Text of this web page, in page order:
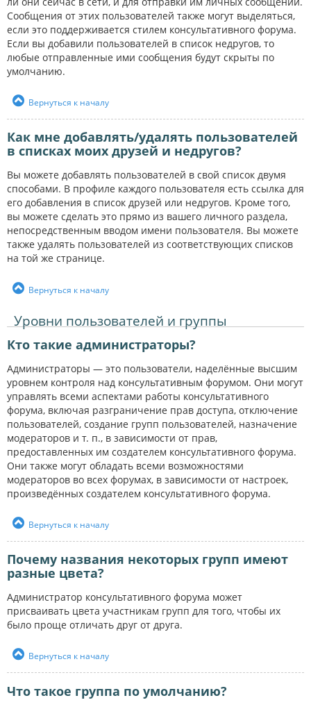
Сообщения от этих пользователей также могут выделяться,
если это поддерживается стилем консультативного форума.
Если вы добавили пользователей в список недругов, то
любые отправленные ими сообщения будут скрыты по
умолчанию.
Вернуться к началу
Как мне добавлять/удалять пользователей
в списках моих друзей и недругов?
Вы можете добавлять пользователей в свой список двумя
способами. В профиле каждого пользователя есть ссылка для
его добавления в список друзей или недругов. Кроме того,
вы можете сделать это прямо из вашего личного раздела,
непосредственным вводом имени пользователя. Вы можете
также удалять пользователей из соответствующих списков
на той же странице.
Вернуться к началу
Уровни пользователей и группы
Кто такие администраторы?
Администраторы — это пользователи, наделённые высшим
уровнем контроля над консультативным форумом. Они могут
управлять всеми аспектами работы консультативного
форума, включая разграничение прав доступа, отключение
пользователей, создание групп пользователей, назначение
модераторов и т. п., в зависимости от прав,
предоставленных им создателем консультативного форума.
Они также могут обладать всеми возможностями
модераторов во всех форумах, в зависимости от настроек,
произведённых создателем консультативного форума.
Вернуться к началу
Почему названия некоторых групп имеют
разные цвета?
Администратор консультативного форума может
присваивать цвета участникам групп для того, чтобы их
было проще отличать друг от друга.
Вернуться к началу
Что такое группа по умолчанию?